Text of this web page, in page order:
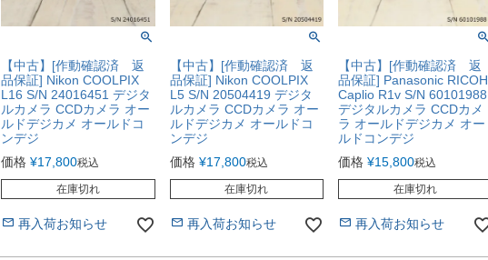
【中古】[作動確認済 返
品保証] Nikon COOLPIX
L16 S/N 24016451 デジタ
ルカメラ CCDカメラ オー
ルドデジカメ オールドコ
ンデジ
価格 ¥17,800税込
在庫切れ
再入荷お知らせ
【中古】[作動確認済 返
品保証] Nikon COOLPIX
L5 S/N 20504419 デジタ
ルカメラ CCDカメラ オー
ルドデジカメ オールドコ
ンデジ
価格 ¥17,800税込
在庫切れ
再入荷お知らせ
【中古】[作動確認済 返
品保証] Panasonic RICOH
Caplio R1v S/N 60101988
デジタルカメラ CCDカメ
ラ オールドデジカメ オー
ルドコンデジ
価格 ¥15,800税込
在庫切れ
再入荷お知らせ